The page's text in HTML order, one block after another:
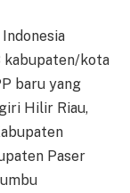
kabupaten/kota
baru yang
Hilir Riau,
Paser